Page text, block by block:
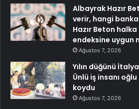
Albayrak Hazır
verir, hangi
Hazır Beton halka
endeksine uygun
Ağustos 7, 2026
Yılın düğünü
Ünlü iş insanı
koydu
Ağustos 7, 2026